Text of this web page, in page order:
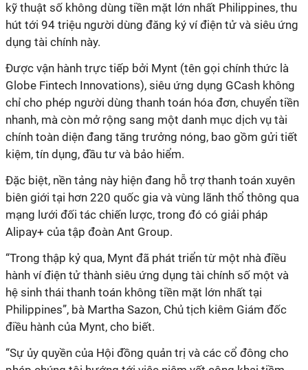
kỹ thuật số không dùng tiền mặt lớn nhất Philippines, thu
hút tới 94 triệu người dùng đăng ký ví điện tử và siêu ứng
dụng tài chính này.
Được vận hành trực tiếp bởi Mynt (tên gọi chính thức là
Globe Fintech Innovations), siêu ứng dụng GCash không
chỉ cho phép người dùng thanh toán hóa đơn, chuyển tiền
nhanh, mà còn mở rộng sang một danh mục dịch vụ tài
chính toàn diện đang tăng trưởng nóng, bao gồm gửi tiết
kiệm, tín dụng, đầu tư và bảo hiểm.
Đặc biệt, nền tảng này hiện đang hỗ trợ thanh toán xuyên
biên giới tại hơn 220 quốc gia và vùng lãnh thổ thông qua
mạng lưới đối tác chiến lược, trong đó có giải pháp
Alipay+ của tập đoàn Ant Group.
“Trong thập kỷ qua, Mynt đã phát triển từ một nhà điều
hành ví điện tử thành siêu ứng dụng tài chính số một và
hệ sinh thái thanh toán không tiền mặt lớn nhất tại
Philippines”, bà Martha Sazon, Chủ tịch kiêm Giám đốc
điều hành của Mynt, cho biết.
“Sự ủy quyền của Hội đồng quản trị và các cổ đông cho